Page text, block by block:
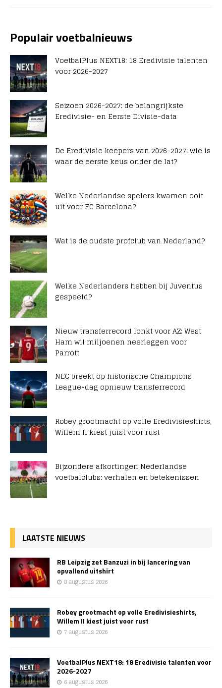
Populair voetbalnieuws
VoetbalPlus NEXT18: 18 Eredivisie talenten
voor 2026-2027
Seizoen 2026-2027: de belangrijkste
Eredivisie- en Eerste Divisie-data
De Eredivisie keepers van 2026-2027: wie is
waar de eerste keus onder de lat?
Welke Nederlandse spelers kwamen ooit
uit voor FC Barcelona?
Wat is de oudste profclub van Nederland?
Welke Nederlanders hebben bij Juventus
gespeeld?
Nieuw transferrecord lonkt voor AZ: West
Ham wil miljoenen neerleggen voor
Parrott
NEC breekt op historische Champions
League-dag opnieuw transferrecord
Robey grootmacht op volle Eredivisieshirts,
Willem II kiest juist voor rust
Bijzondere afkortingen Nederlandse
voetbalclubs: verhalen en betekenissen
LAATSTE NIEUWS
RB Leipzig zet Banzuzi in bij lancering van
opvallend uitshirt
8 augustus 2026
Robey grootmacht op volle Eredivisieshirts,
Willem II kiest juist voor rust
7 augustus 2026
VoetbalPlus NEXT18: 18 Eredivisie talenten voor
2026-2027
6 augustus 2026